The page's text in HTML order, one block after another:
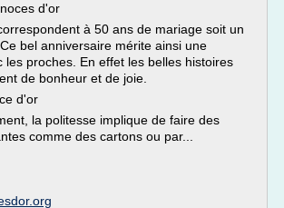
d'or
à 50 ans de mariage soit un
bel anniversaire mérite ainsi une
les proches. En effet les belles histoires
de bonheur et de joie.
d'or
la politesse implique de faire des
comme des cartons ou par...